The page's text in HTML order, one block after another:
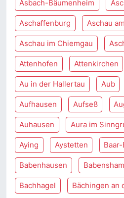
Asbach-Bäumenheim
Aschaffenburg Aschau
Aschau im Chiemgau
Attenhofen Attenkirchen
Au in der Hallertau Aub
Aufhausen Aufseß
Auhausen Aura im
Aying Aystetten
Babenhausen Babensham
Bachhagel Bächingen an